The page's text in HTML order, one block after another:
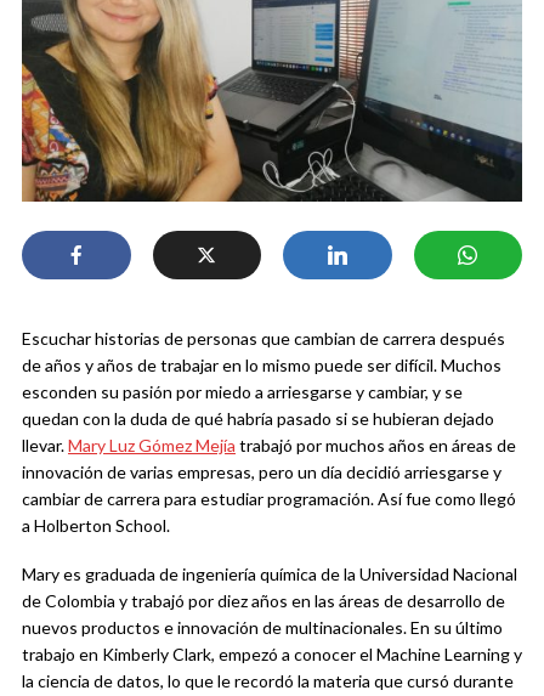
Escuchar historias de personas que cambian de carrera después
de años y años de trabajar en lo mismo puede ser difícil. Muchos
esconden su pasión por miedo a arriesgarse y cambiar, y se
quedan con la duda de qué habría pasado si se hubieran dejado
llevar.Mary Luz Gómez Mejía trabajó por muchos años en áreas de
innovación de varias empresas, pero un día decidió arriesgarse y
cambiar de carrera para estudiar programación. Así fue como llegó
a Holberton School.
Mary es graduada de ingeniería química de la Universidad Nacional
de Colombia y trabajó por diez años en las áreas de desarrollo de
nuevos productos e innovación de multinacionales. En su último
trabajo en Kimberly Clark, empezó a conocer el Machine Learning y
la ciencia de datos, lo que le recordó la materia que cursó durante